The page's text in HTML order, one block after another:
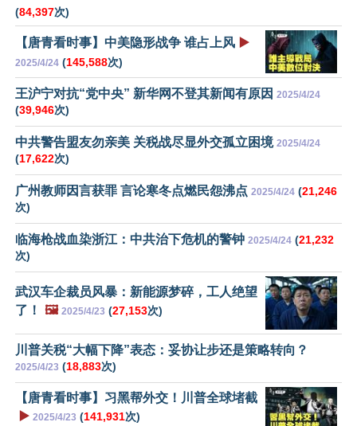
(84,397次)
【唐青看时事】中美隐形战争 谁占上风 ▶️
2025/4/24 (145,588次)
王沪宁对抗“党中央” 新华网不登其新闻有原因 2025/4/24
(39,946次)
中共警告盟友勿亲美 关税战尽显外交孤立困境 2025/4/24
(17,622次)
广州教师因言获罪 言论寒冬点燃民怨沸点 2025/4/24 (21,246
次)
临海枪战血染浙江：中共治下危机的警钟 2025/4/24 (21,232
次)
武汉车企裁员风暴：新能源梦碎，工人绝望
了！
🖼️ 2025/4/23 (27,153次)
川普关税“大幅下降”表态：妥协让步还是策略转向？
2025/4/23 (18,883次)
【唐青看时事】习黑帮外交！川普全球堵截
▶️ 2025/4/23 (141,931次)